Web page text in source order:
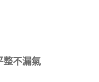
整不漏氣